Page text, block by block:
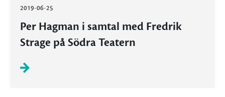
2019-06-25
Per Hagman i samtal med Fredrik
Strage på Södra Teatern